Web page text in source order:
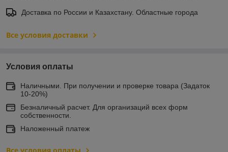
Доставка по России и Казахстану. Областные города
Все условия доставки
Условия оплаты
Наличными. При получении и проверке товара (Задаток
10-20%)
Безналичный расчет. Для организаций всех форм
собственности.
Наложенный платеж